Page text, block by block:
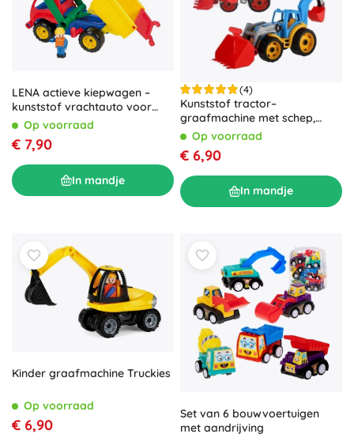
LENA actieve kiepwagen –
kunststof vrachtauto voor
kinderen
Op voorraad
€ 7,90
In mandje
(4)
Kunststof tractor–
graafmachine met schep,
groen
Op voorraad
€ 6,90
In mandje
Kinder graafmachine Truckies
Op voorraad
€ 6,90
Set van 6 bouwvoertuigen
met aandrijving